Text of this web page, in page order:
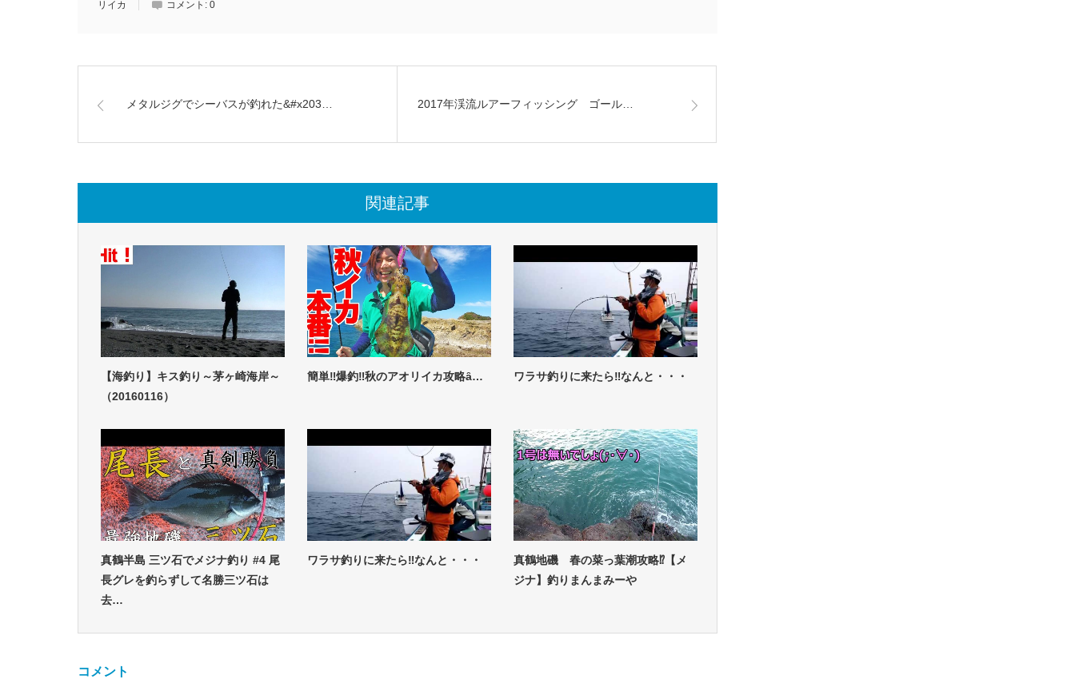
リイカ
コメント: 0
メタルジグでシーバスが釣れた&#x203… 2017年渓流ルアーフィッシング ゴール…
関連記事
【海釣り】キス釣り～茅ヶ崎海岸～
（20160116）
簡単‼爆釣‼秋のアオリイカ攻略ȃ… ワラサ釣りに来たら‼なんと・・・
真鶴半島 三ツ石でメジナ釣り #4 尾
長グレを釣らずして名勝三ツ石は
去…
ワラサ釣りに来たら‼なんと・・・
真鶴地磯 春の菜っ葉潮攻略⁉【メ
ジナ】釣りまんまみーや
コメント